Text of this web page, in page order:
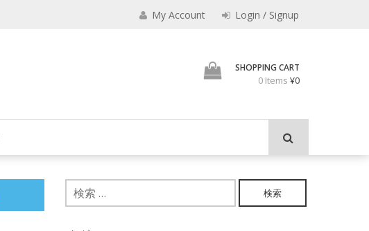
君とよくこの店でみの
My Account Login / Signup
SHOPPING CART
0 Items ¥0
検
索: